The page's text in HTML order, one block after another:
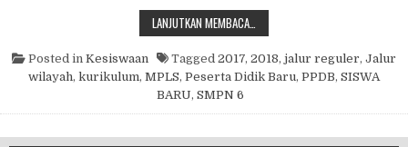
LANJUTKAN MEMBACA…
Posted in Kesiswaan Tagged 2017, 2018, jalur reguler, Jalur
wilayah, kurikulum, MPLS, Peserta Didik Baru, PPDB, SISWA
BARU, SMPN 6